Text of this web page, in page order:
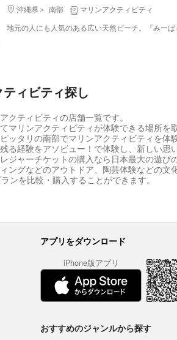
沖縄県 南部 マリンアクティビティ
ィビティ探し
クティビティの店舗一覧です。
マリンアクティビティが体験できる場所
ッタリの南部でマリンアクティビティを
る経験をアソビュー！で体験し、新しい思
ジャーチケットの購入なら日本最大の遊
ングなどのアウトドア、陶芸体験などの
ンを比較・購入することができます。
アプリをダウンロード
iPhone版アプリ
おすすめのジャンルから探す